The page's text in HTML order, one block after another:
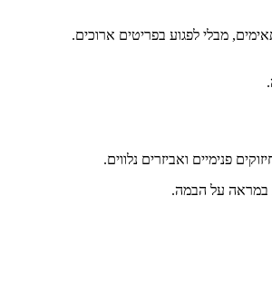
מבלי לפגוע בפריטים ארוכים.
פנימיים ואביזרים נלווים.
במראה על הבמה.